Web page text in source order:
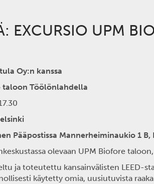
EXCURSIO UPM
Oy:n kanssa
taloon Töölönlahdella
Pääpostissa Mannerheiminaukio 1 B,
olevaan UPM Biofore
ja toteutettu kansainvälisten LEED-
käytetty omia, uusiutuvista